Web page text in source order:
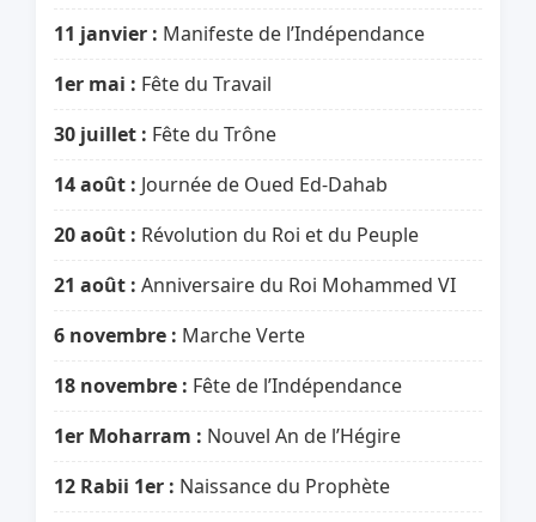
11 janvier : Manifeste de l’Indépendance
1er mai : Fête du Travail
30 juillet : Fête du Trône
14 août : Journée de Oued Ed-Dahab
20 août : Révolution du Roi et du Peuple
21 août : Anniversaire du Roi Mohammed VI
6 novembre : Marche Verte
18 novembre : Fête de l’Indépendance
1er Moharram : Nouvel An de l’Hégire
12 Rabii 1er : Naissance du Prophète